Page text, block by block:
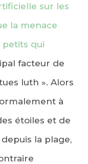
sur les
la menace
petits qui
facteur de
luth ». Alors
à
étoiles et de
la plage,